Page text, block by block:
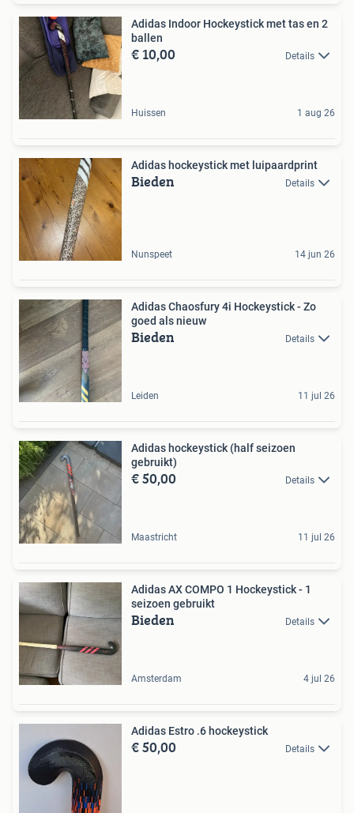
Adidas Indoor Hockeystick met tas en 2
ballen
€ 10,00 Details
Huissen 1 aug 26
Adidas hockeystick met luipaardprint
Bieden Details
Nunspeet 14 jun 26
Adidas Chaosfury 4i Hockeystick - Zo
goed als nieuw
Bieden Details
Leiden 11 jul 26
Adidas hockeystick (half seizoen
gebruikt)
€ 50,00 Details
Maastricht 11 jul 26
Adidas AX COMPO 1 Hockeystick - 1
seizoen gebruikt
Bieden Details
Amsterdam 4 jul 26
Adidas Estro .6 hockeystick
€ 50,00 Details